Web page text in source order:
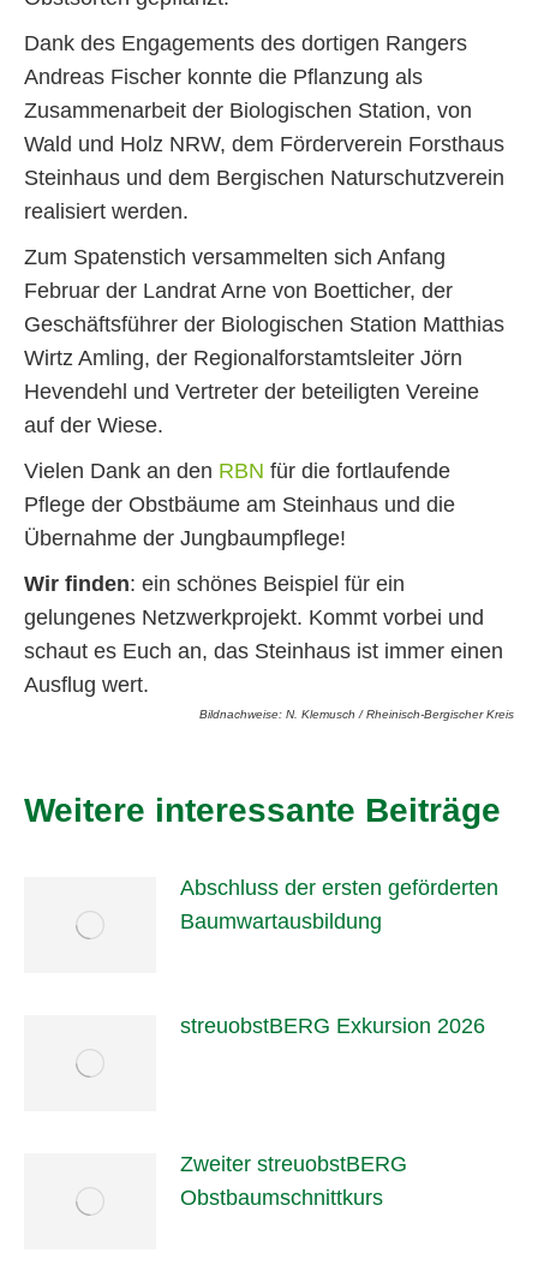
Dank des Engagements des dortigen Rangers
Andreas Fischer konnte die Pflanzung als
Zusammenarbeit der Biologischen Station, von
Wald und Holz NRW, dem Förderverein Forsthaus
Steinhaus und dem Bergischen Naturschutzverein
realisiert werden.
Zum Spatenstich versammelten sich Anfang
Februar der Landrat Arne von Boetticher, der
Geschäftsführer der Biologischen Station Matthias
Wirtz Amling, der Regionalforstamtsleiter Jörn
Hevendehl und Vertreter der beteiligten Vereine
auf der Wiese.
Vielen Dank an den RBN für die fortlaufende
Pflege der Obstbäume am Steinhaus und die
Übernahme der Jungbaumpflege!
Wir finden: ein schönes Beispiel für ein
gelungenes Netzwerkprojekt. Kommt vorbei und
schaut es Euch an, das Steinhaus ist immer einen
Ausflug wert.
Bildnachweise: N. Klemusch / Rheinisch-Bergischer Kreis
Weitere interessante Beiträge
Abschluss der ersten geförderten
Baumwartausbildung
streuobstBERG Exkursion 2026
Zweiter streuobstBERG
Obstbaumschnittkurs